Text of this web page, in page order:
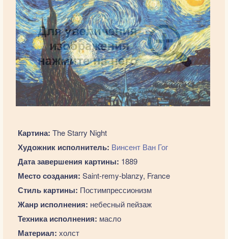
Картина: The Starry Night
Художник исполнитель: Винсент Ван Гог
Дата завершения картины: 1889
Место создания: Saint-remy-blanzy, France
Стиль картины: Постимпрессионизм
Жанр исполнения: небесный пейзаж
Техника исполнения: масло
Материал: холст